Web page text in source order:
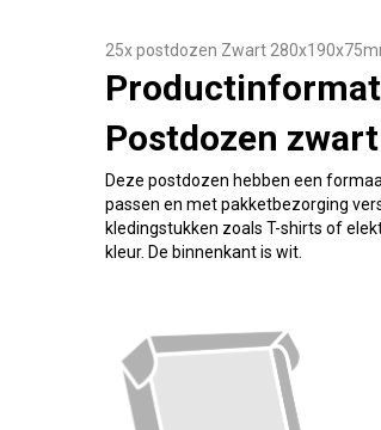
25x postdozen Zwart
Postdozen zwart
Deze postdozen hebben een
passen en met pakketbezorging
kledingstukken zoals T-shirts of
kleur. De binnenkant is wit.